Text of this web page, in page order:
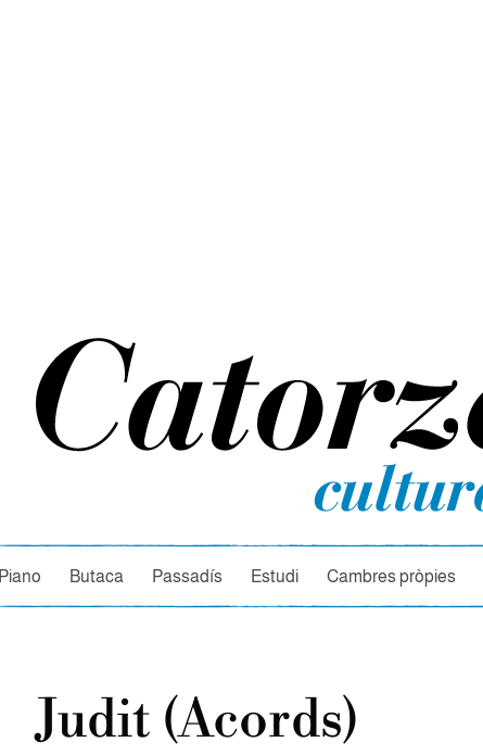
Cercador
Piano Butaca Passadís Estudi Cambres pròpies
Judit (Acords)